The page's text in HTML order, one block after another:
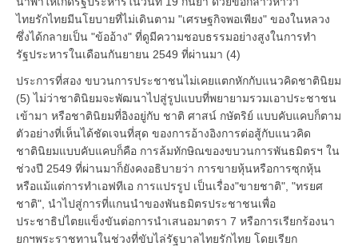
ไทยรักไทยมีนโยบายที่ไม่เดินตาม "เศรษฐกิจพอเพียง" ของในหลวง
ซึ่งได้กลายเป็น "ข้ออ้าง" ที่ดูมีความชอบธรรมอย่างสูงในการทำ
รัฐประหารในเดือนกันยายน 2549 ที่ผ่านมา (4)
ประการที่สอง ขบวนการประชาชนไม่เคยแตกหักกับแนวคิดชาตินิยม
(5) ไม่ว่าชาตินิยมจะพัฒนาไปสู่รูปแบบที่พยายามรวมเอาประชาชน
เข้ามา หรือชาตินิยมที่อิงอยู่กับ ชาติ ศาสน์ กษัตริย์ แบบคับแคบก็ตาม
ตัวอย่างที่เห็นได้ชัดเจนที่สุด ของการอ้างอิงการต่อสู้กับแนวคิด
ชาตินิยมแบบคับแคบก็คือ การล้มทักษิณของขบวนการพันธมิตรฯ ใน
ช่วงปี 2549 ที่ผ่านมาก็ยังคงอธิบายว่า การขายหุ้นหรือการซุกหุ้น
หรือแม้แต่การทำเอฟทีเอ การแปรรูป เป็นเรื่อง"ขายชาติ", "ทรยศ
ชาติ", นำไปสู่การที่แกนนำของพันธมิตรประชาชนเพื่อ
ประชาธิปไตยแข็งขันต่อการนำเสนอมาตรา 7 หรือการเรียกร้องนา
ยกฯพระราชทานในช่วงที่ขับไล่รัฐบาลไทยรักไทย โดยเรียก